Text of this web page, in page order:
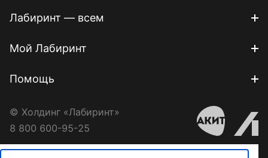
Лабиринт — всем
Мой Лабиринт
Помощь
© Холдинг «Лабиринт»
8 800 600-95-25